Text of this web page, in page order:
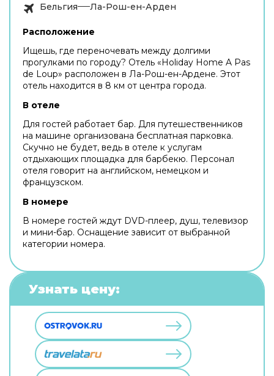
Бельгия Ла-Рош-ен-Арден
Расположение
Ищешь, где переночевать между долгими
прогулками по городу? Отель «Holiday Home A Pas
de Loup» расположен в Ла-Рош-ен-Ардене. Этот
отель находится в 8 км от центра города.
В отеле
Для гостей работает бар. Для путешественников
на машине организована бесплатная парковка.
Скучно не будет, ведь в отеле к услугам
отдыхающих площадка для барбекю. Персонал
отеля говорит на английском, немецком и
французском.
В номере
В номере гостей ждут DVD-плеер, душ, телевизор
и мини-бар. Оснащение зависит от выбранной
категории номера.
Узнать цену: